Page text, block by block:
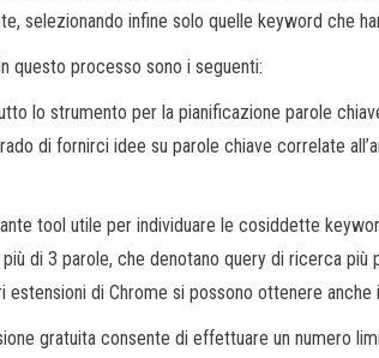
selezionando infine solo quelle keyword che
questo processo sono i seguenti:
lo strumento per la pianificazione parole
di fornirci idee su parole chiave correlate
tool utile per individuare le cosiddette
di 3 parole, che denotano query di ricerca più
estensioni di Chrome si possono ottenere
gratuita consente di effettuare un numero